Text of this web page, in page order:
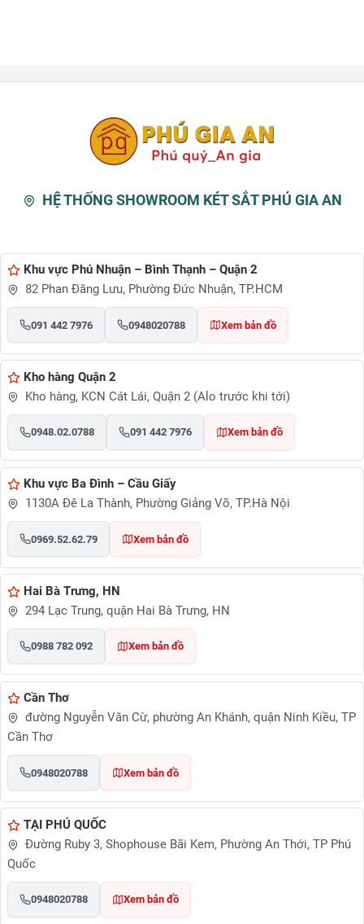
HỆ THỐNG SHOWROOM KÉT SẮT PHÚ GIA AN
Khu vực Phú Nhuận – Bình Thạnh – Quận 2
82 Phan Đăng Lưu, Phường Đức Nhuận, TP.HCM
091 442 7976 0948020788 Xem bản đồ
Kho hàng Quận 2
Kho hàng, KCN Cát Lái, Quận 2 (Alo trước khi tới)
0948.02.0788 091 442 7976 Xem bản đồ
Khu vực Ba Đình – Cầu Giấy
1130A Đê La Thành, Phường Giảng Võ, TP.Hà Nội
0969.52.62.79 Xem bản đồ
Hai Bà Trưng, HN
294 Lạc Trung, quận Hai Bà Trưng, HN
0988 782 092 Xem bản đồ
Cần Thơ
đường Nguyễn Văn Cừ, phường An Khánh, quận Ninh Kiều, TP
Cần Thơ
0948020788 Xem bản đồ
TẠI PHÚ QUỐC
Đường Ruby 3, Shophouse Bãi Kem, Phường An Thới, TP Phú
Quốc
0948020788 Xem bản đồ